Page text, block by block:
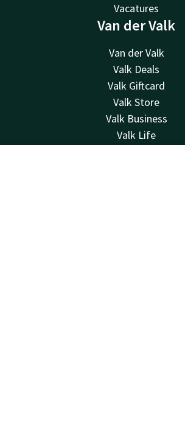
Vacatures
Van der Valk
Van der Valk
Valk Deals
Valk Giftcard
Valk Store
Valk Business
Valk Life